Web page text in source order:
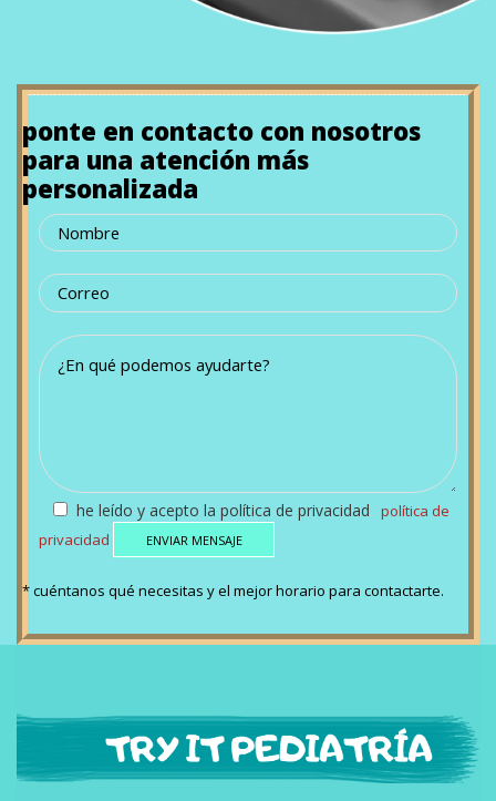
ponte en contacto con nosotros
para una atención más
personalizada
he leído y acepto la política de privacidad
política de
privacidad
* cuéntanos qué necesitas y el mejor horario para contactarte.